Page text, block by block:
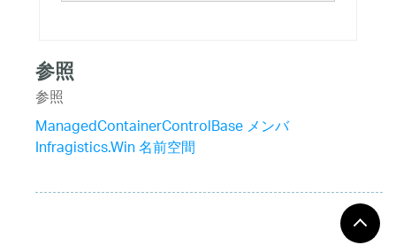
参照
参照
ManagedContainerControlBase メンバ
Infragistics.Win 名前空間